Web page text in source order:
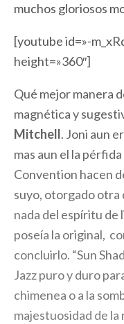
muchos gloriosos
[youtube id=»-
height=»360″]
Qué mejor manera
magnética y
Mitchell. Joni aun
mas aun el la
Convention hacen
suyo, otorgado otra
nada del espíritu de
poseía la original,
concluirlo. “Sun
Jazz puro y duro
chimenea o a la
majestuosidad de